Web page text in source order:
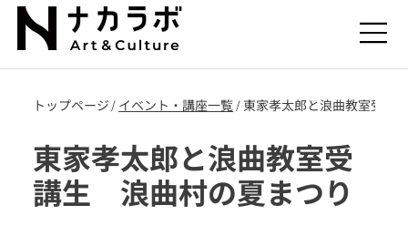
トップページ / ​イベント・講座一覧 / 東家孝太郎と浪曲教室受講
東家孝太郎と浪曲教室受
講生 浪曲村の夏まつり